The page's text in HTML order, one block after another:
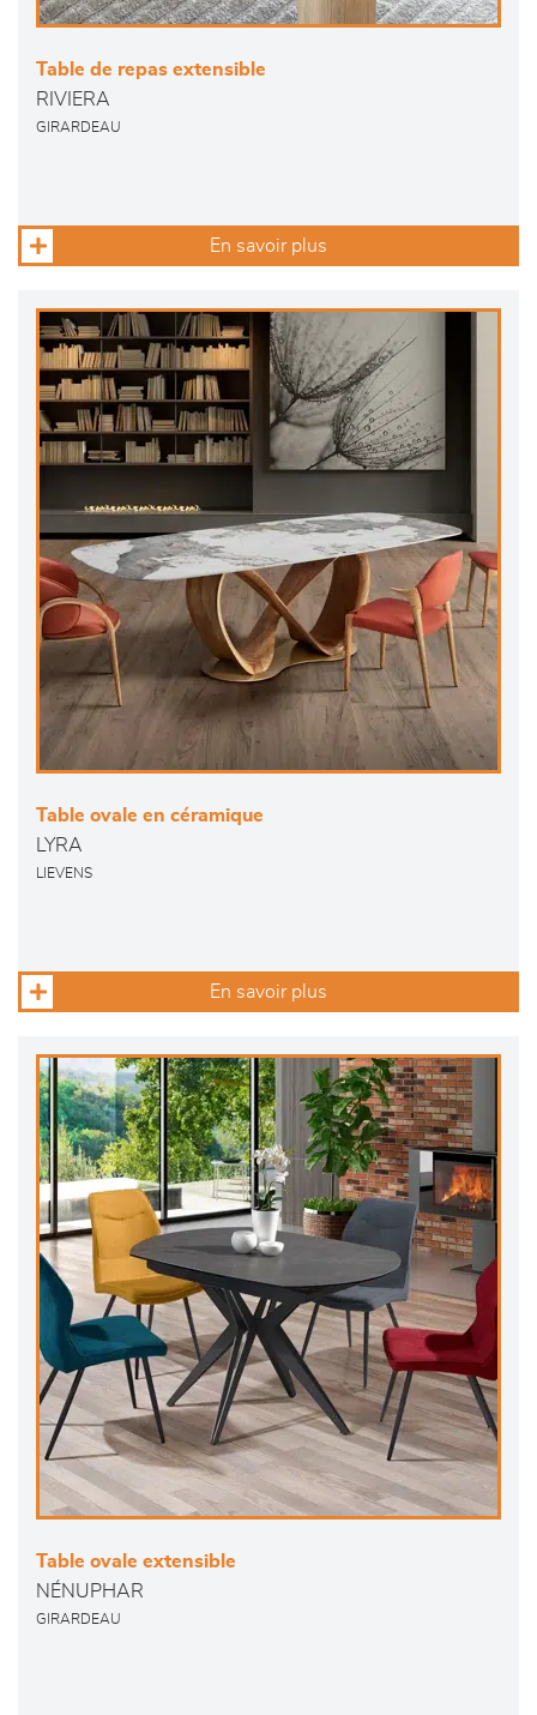
Table de repas extensible
RIVIERA
GIRARDEAU
En savoir plus
Table ovale en céramique
LYRA
LIEVENS
En savoir plus
Table ovale extensible
NÉNUPHAR
GIRARDEAU